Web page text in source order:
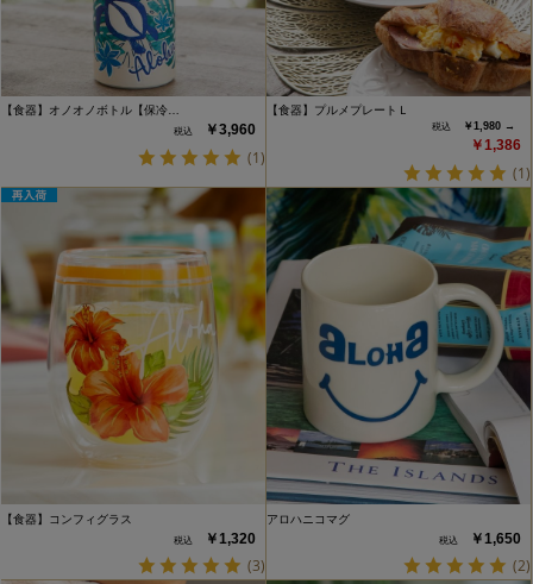
【食器】オノオノボトル【保冷…
￥3,960
(1)
【食器】プルメプレートＬ
￥1,980 →
￥1,386
(1)
【食器】コンフィグラス
￥1,320
(3)
アロハニコマグ
￥1,650
(2)